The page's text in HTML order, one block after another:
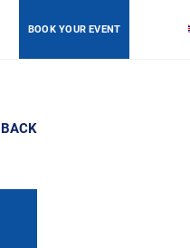
BOOK YOUR EVENT
BACK